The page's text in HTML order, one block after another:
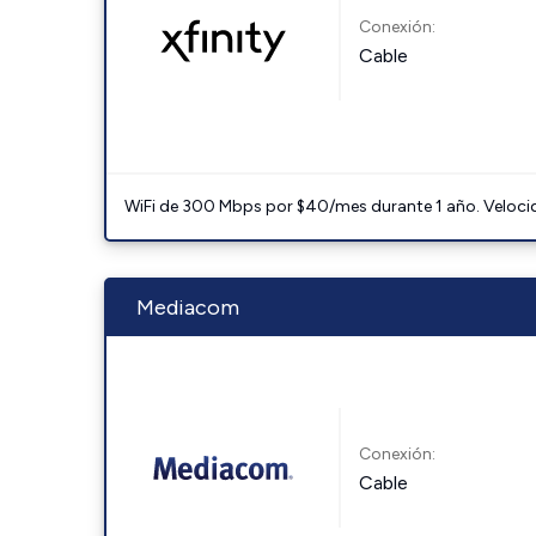
Conexión:
Cable
WiFi de 300 Mbps por $40/mes durante 1 año.
Mediacom
Conexión:
Cable